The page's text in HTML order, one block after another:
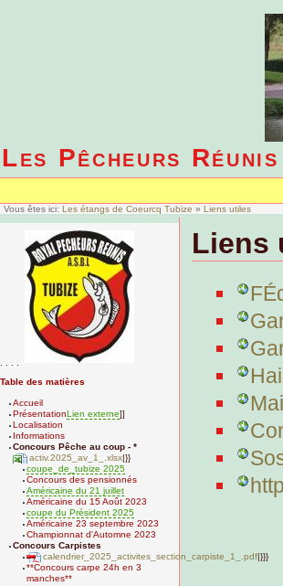
Les Pêcheurs
Vous êtes ici: Les étangs de Coeurcq Tubize » Liens utiles
Table des matières
Accueil
PrésentationLien externe]]
Localisation
Informations
Concours Pêche au coup - *
activ.2025_av_1_.xlsx |}}
coupe_de_tubize 2025
Concours des pensionnés
Américaine du 21 juillet
Américaine du 15 Août 2023
coupe du Président 2025
Américaine 23 septembre 2023
Championnat d'Automne 2023
Concours Carpistes
calendrier_2025_activites_section_carpiste_1_.pdf|}}}
**Concours carpe 24h en 3
manches**
Liens